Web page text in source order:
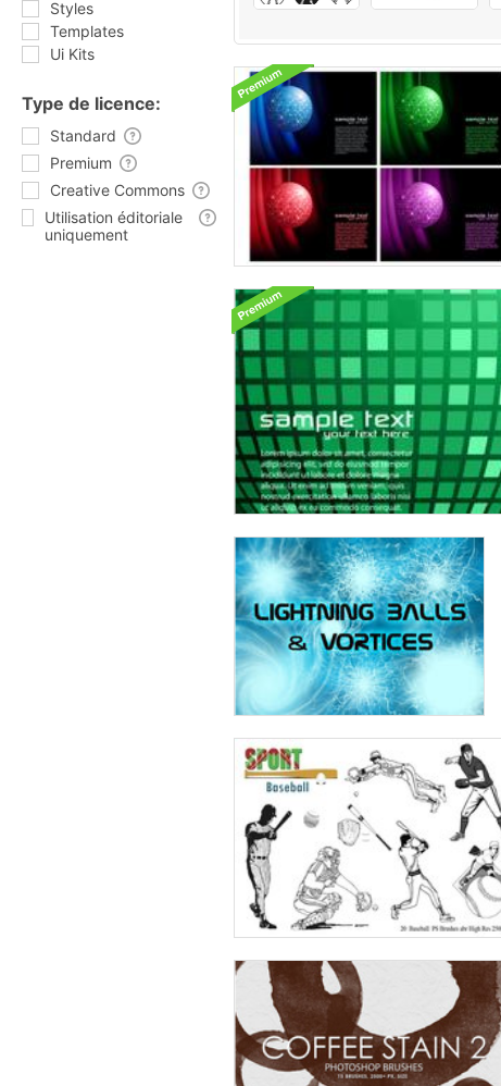
Styles
Templates
Ui Kits
Type de licence:
Standard
Premium
Creative Commons
Utilisation éditoriale
uniquement